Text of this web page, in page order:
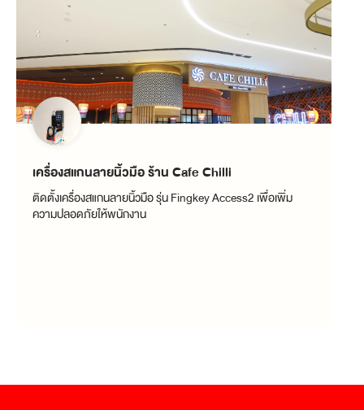
เครื่องสแกนลายนิ้วมือ ร้าน Cafe Chilli
ติดตั้งเครื่องสแกนลายนิ้วมือ รุ่น Fingkey Access2 เพื่อเพิ่ม
ความปลอดภัยให้พนักงาน